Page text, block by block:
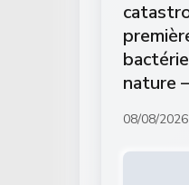
nature
08/08/2026